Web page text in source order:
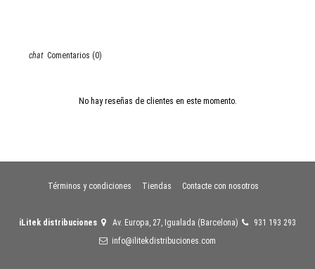
Comentarios (0)
No hay reseñas de clientes en este momento.
Términos y condiciones Tiendas Contacte con nosotros
iLitek distribuciones Av. Europa, 27, Igualada (Barcelona)
931 193 293
info@ilitekdistribuciones.com